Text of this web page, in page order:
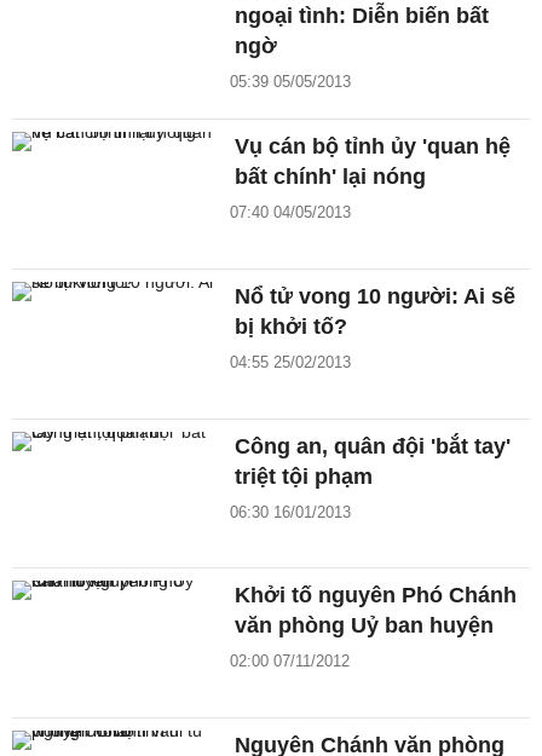
ngoại tình: Diễn biến bất
ngờ
05:39 05/05/2013
Vụ cán bộ tỉnh ủy 'quan hệ
bất chính' lại nóng
07:40 04/05/2013
Nổ tử vong 10 người: Ai sẽ
bị khởi tố?
04:55 25/02/2013
Công an, quân đội 'bắt tay'
triệt tội phạm
06:30 16/01/2013
Khởi tố nguyên Phó Chánh
văn phòng Uỷ ban huyện
02:00 07/11/2012
Nguyên Chánh văn phòng